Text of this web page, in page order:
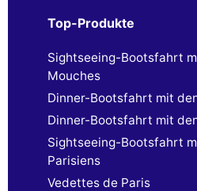
Top-Produkte
Sightseeing-Bootsfahrt
Mouches
Dinner-Bootsfahrt mit
Dinner-Bootsfahrt mit
Sightseeing-Bootsfahrt
Parisiens
Vedettes de Paris